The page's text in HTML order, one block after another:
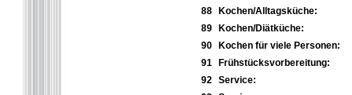
88
Kochen/Alltagsküche:
89
Kochen/Diätküche:
90
Kochen für viele Personen:
91
Frühstücksvorbereitung:
92
Service: